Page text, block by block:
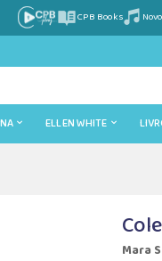
CPB Books
ELLEN WHITE
Mara